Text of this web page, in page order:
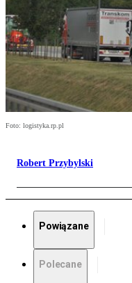
Foto: logistyka.rp.pl
Robert Przybylski
Powiązane
Polecane